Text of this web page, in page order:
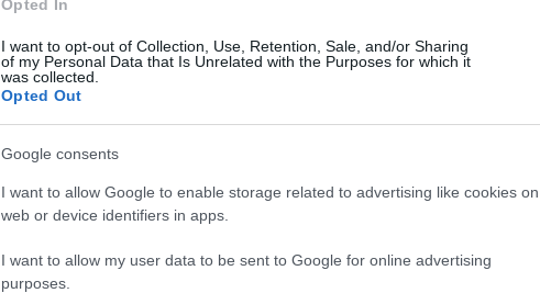
Opted In
I want to opt-out of Collection, Use, Retention, Sale, and/or Sharing
of my Personal Data that Is Unrelated with the Purposes for which it
was collected.
Opted Out
Google consents
I want to allow Google to enable storage related to advertising like cookies on
web or device identifiers in apps.
I want to allow my user data to be sent to Google for online advertising
purposes.